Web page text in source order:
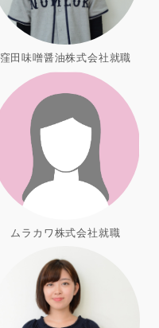
窪田味噌醤油株式会社就職
ムラカワ株式会社就職